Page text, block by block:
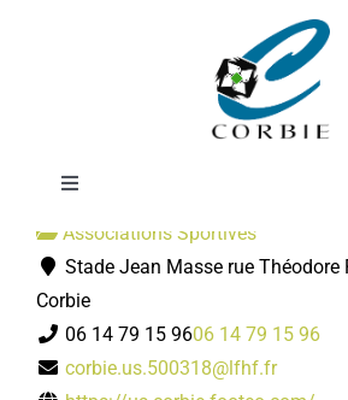
Toggle
Mairie
DÉMARCHES ADMINISTRATIVES
Football
Associations Sportives
Stade Jean Masse rue Théodore
Corbie
06 14 79 15 9606 14 79 15 96
corbie.us.500318@lfhf.fr